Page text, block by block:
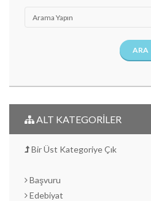
ARA
ALT KATEGORİLER
Bir Üst Kategoriye Çık
Başvuru
Edebiyat